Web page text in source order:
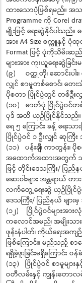
ထားသောပုံဖြစ်ရမည်။ အသ
Programme ကို Corel
မျိုးဖြင့် ရေးဆွဲနိုင်ပါသ
အား A4 Size စက္ကူနှင့် ပုံ
Format ဖြင့် ပုံကိုသိမ်းဆည်
များအား ကူးယူရေးဆွဲခြင်း
(၉) ဝတ္ထုတို၊ ဆောင်းပါ
လျှင် စာမူတစ်စောင်၊ တေ
ပိုစတာ ပြိုင်ပွဲတွင် တစ်ဦး
(၁ဝ) ဓာတ်ပုံ ပြိုင်ပွဲဝင်တစ်
ပုဒ် အထိ ယှဉ်ပြိုင်နိုင်သည်။ ပုံ
ရေ ၅ ကြောင်း ခန့် ရေး
ပြိုင်ပွဲဝင် ၁ ဦးလျှင် ဆုက
(၁၁) ပန်းချီ၊ ကာတွန်း၊
အထောက်အထားအတွက် သက်
ဖြင့် တိုင်းဒေသကြီး/ ပြ
ဆေးဝါးများ အန္တရာယ်
လက်တွေ့ရေးဆွဲ ယှဉ်ပြိုင်ပွဲ
ဒေသကြီး/ ပြည်နယ် မျာ
(၁၂) ပြိုင်ပွဲဝင်များအာ
ကလောင်အမည်၊ အမျိုးသ
ဖုန်းနံပါတ်၊ ကိုယ်ရေးအကျ
ဖြစ်ကြောင်း၊ မည်သည့် စာ
ရရှိခဲ့ဖူးခြင်းမရှိကြောင်း
(၁၃) ပြိုင်ပွဲဝင် စာမူမျာ
ဝတီလမ်းနှင့် ကျွန်းတောလ